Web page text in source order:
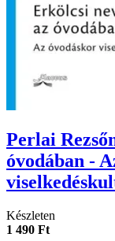
Perlai
óvodában -
Készleten
1 490 Ft